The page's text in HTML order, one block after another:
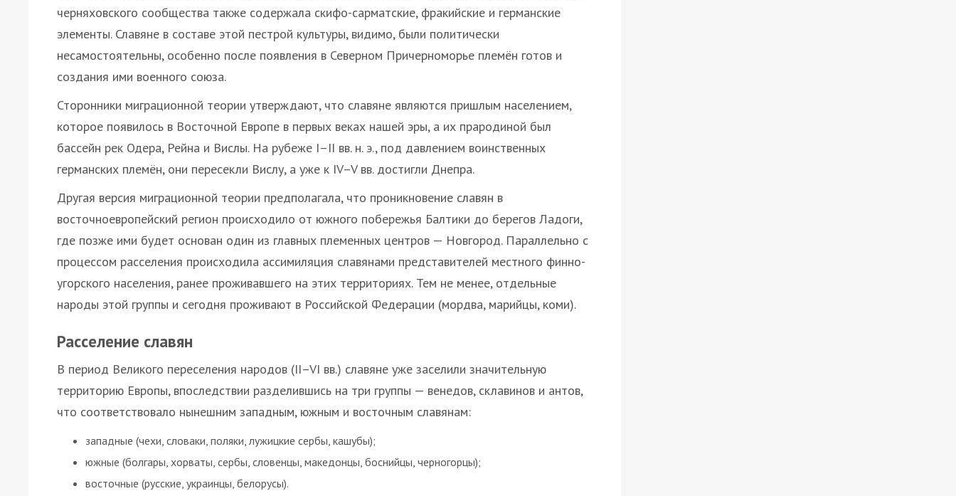
черняховского сообщества также содержала скифо-сарматские, фракийские и германские
элементы. Славяне в составе этой пестрой культуры, видимо, были политически
несамостоятельны, особенно после появления в Северном Причерноморье племён готов и
создания ими военного союза.
Сторонники миграционной теории утверждают, что славяне являются пришлым населением,
которое появилось в Восточной Европе в первых веках нашей эры, а их прародиной был
бассейн рек Одера, Рейна и Вислы. На рубеже І–ІІ вв. н. э., под давлением воинственных
германских племён, они пересекли Вислу, а уже к IV–V вв. достигли Днепра.
Другая версия миграционной теории предполагала, что проникновение славян в
восточноевропейский регион происходило от южного побережья Балтики до берегов Ладоги,
где позже ими будет основан один из главных племенных центров — Новгород. Параллельно с
процессом расселения происходила ассимиляция славянами представителей местного финно-
угорского населения, ранее проживавшего на этих территориях. Тем не менее, отдельные
народы этой группы и сегодня проживают в Российской Федерации (мордва, марийцы, коми).
Расселение славян
В период Великого переселения народов (II–VI вв.) славяне уже заселили значительную
территорию Европы, впоследствии разделившись на три группы — венедов, склавинов и антов,
что соответствовало нынешним западным, южным и восточным славянам:
западные (чехи, словаки, поляки, лужицкие сербы, кашубы);
южные (болгары, хорваты, сербы, словенцы, македонцы, боснийцы, черногорцы);
восточные (русские, украинцы, белорусы).